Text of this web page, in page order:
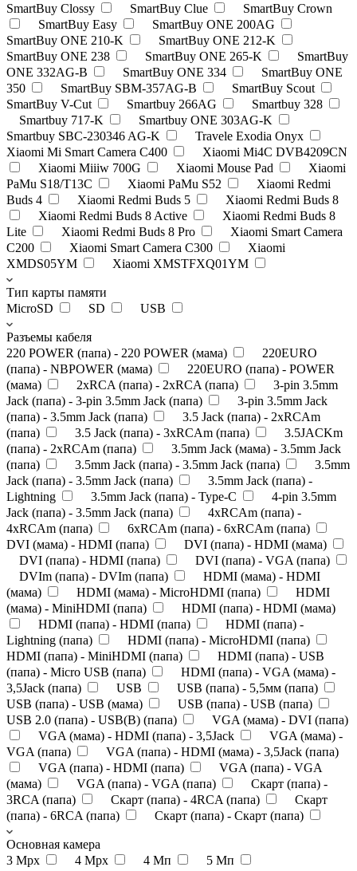
SmartBuy Clossy SmartBuy Clue
SmartBuy Crown
SmartBuy Easy
SmartBuy ONE 200AG
SmartBuy ONE 210-K
SmartBuy ONE 212-K
SmartBuy ONE 238
SmartBuy ONE 265-K
SmartBuy
ONE 332AG-B
SmartBuy ONE 334
SmartBuy ONE
350
SmartBuy SBM-357AG-B
SmartBuy Scout
SmartBuy V-Cut
Smartbuy 266AG
Smartbuy 328
Smartbuy 717-K
Smartbuy ONE 303AG-K
Smartbuy SBC-230346 AG-K
Travele Exodia Onyx
Xiaomi Mi Smart Camera C400
Xiaomi Mi4C DVB4209CN
Xiaomi Miiiw 700G
Xiaomi Mouse Pad
Xiaomi
PaMu S18/T13C
Xiaomi PaMu S52
Xiaomi Redmi
Buds 4
Xiaomi Redmi Buds 5
Xiaomi Redmi Buds 8
Xiaomi Redmi Buds 8 Active
Xiaomi Redmi Buds 8
Lite
Xiaomi Redmi Buds 8 Pro
Xiaomi Smart Camera
C200
Xiaomi Smart Camera C300
Xiaomi
XMDS05YM
Xiaomi XMSTFXQ01YM
Тип карты памяти
MicroSD
SD USB
Разъемы кабеля
220 POWER (папа) - 220 POWER (мама)
220EURO
(папа) - NBPOWER (мама)
220EURO (папа) - POWER
(мама)
2xRCA (папа) - 2xRCA (папа)
3-pin 3.5mm
Jack (папа) - 3-pin 3.5mm Jack (папа)
3-pin 3.5mm Jack
(папа) - 3.5mm Jack (папа)
3.5 Jack (папа) - 2xRCAm
(папа)
3.5 Jack (папа) - 3xRCAm (папа)
3.5JACKm
(папа) - 2xRCAm (папа)
3.5mm Jack (мама) - 3.5mm Jack
(папа)
3.5mm Jack (папа) - 3.5mm Jack (папа)
3.5mm
Jack (папа) - 3.5mm Jack (папа)
3.5mm Jack (папа) -
Lightning
3.5mm Jack (папа) - Type-C
4-pin 3.5mm
Jack (папа) - 3.5mm Jack (папа)
4xRCAm (папа) -
4xRCAm (папа)
6xRCAm (папа) - 6xRCAm (папа)
DVI (мама) - HDMI (папа)
DVI (папа) - HDMI (мама)
DVI (папа) - HDMI (папа)
DVI (папа) - VGA (папа)
DVIm (папа) - DVIm (папа)
HDMI (мама) - HDMI
(мама)
HDMI (мама) - MicroHDMI (папа)
HDMI
(мама) - MiniHDMI (папа)
HDMI (папа) - HDMI (мама)
HDMI (папа) - HDMI (папа)
HDMI (папа) -
Lightning (папа)
HDMI (папа) - MicroHDMI (папа)
HDMI (папа) - MiniHDMI (папа)
HDMI (папа) - USB
(папа) - Micro USB (папа)
HDMI (папа) - VGA (мама) -
3,5Jack (папа)
USB
USB (папа) - 5,5мм (папа)
USB (папа) - USB (мама)
USB (папа) - USB (папа)
USB 2.0 (папа) - USB(B) (папа)
VGA (мама) - DVI (папа)
VGA (мама) - HDMI (папа) - 3,5Jack
VGA (мама) -
VGA (папа)
VGA (папа) - HDMI (мама) - 3,5Jack (папа)
VGA (папа) - HDMI (папа)
VGA (папа) - VGA
(мама)
VGA (папа) - VGA (папа)
Скарт (папа) -
3RCA (папа)
Скарт (папа) - 4RCA (папа)
Скарт
(папа) - 6RCA (папа)
Скарт (папа) - Скарт (папа)
Основная камера
3 Мрх
4 Mpx 4 Мп 5 Мп